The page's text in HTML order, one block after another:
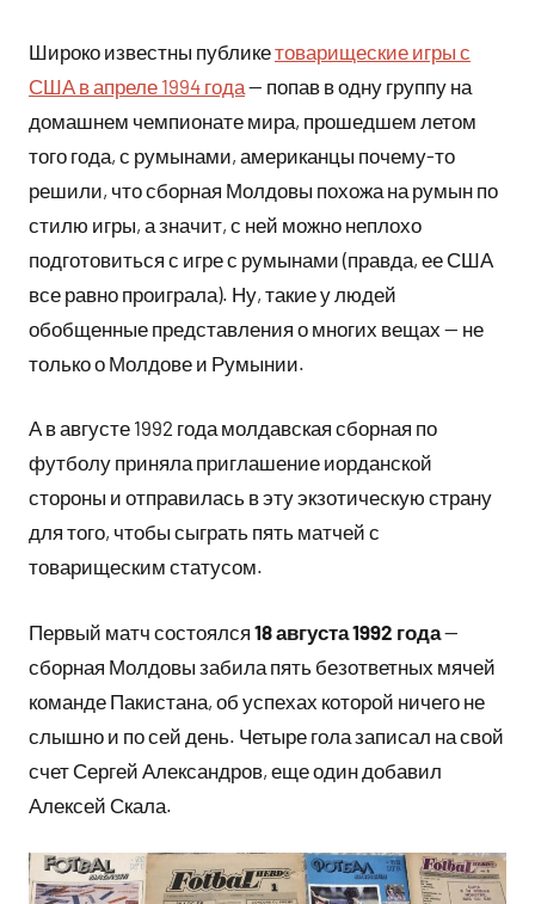
Широко известны публикетоварищеские игры с
США в апреле 1994 года— попав в одну группу на
домашнем чемпионате мира, прошедшем летом
того года, с румынами, американцы почему-то
решили, что сборная Молдовы похожа на румын по
стилю игры, а значит, с ней можно неплохо
подготовиться с игре с румынами (правда, ее США
все равно проиграла). Ну, такие у людей
обобщенные представления о многих вещах — не
только о Молдове и Румынии.
А в августе 1992 года молдавская сборная по
футболу приняла приглашение иорданской
стороны и отправилась в эту экзотическую страну
для того, чтобы сыграть пять матчей с
товарищеским статусом.
Первый матч состоялся 18 августа 1992 года—
сборная Молдовы забила пять безответных мячей
команде Пакистана, об успехах которой ничего не
слышно и по сей день. Четыре гола записал на свой
счет Сергей Александров, еще один добавил
Алексей Скала.